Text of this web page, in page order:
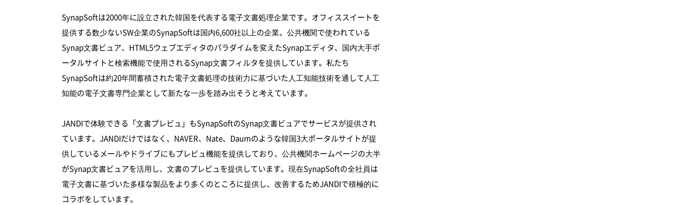
SynapSoftは2000年に設立された韓国を代表する電子文書処理企業です。オフィススイートを
提供する数少ないSW企業のSynapSoftは国内6,600社以上の企業、公共機関で使われている
Synap文書ビュア、HTML5ウェブエディタのパラダイムを変えたSynapエディタ、国内大手ポ
ータルサイトと検索機能で使用されるSynap文書フィルタを提供しています。私たち
SynapSoftは約20年間蓄積された電子文書処理の技術力に基づいた人工知能技術を通して人工
知能の電子文書専門企業として新たな一歩を踏み出そうと考えています。
JANDIで体験できる「文書プレビュ」もSynapSoftのSynap文書ビュアでサービスが提供され
ています。JANDIだけではなく、NAVER、Nate、Daumのような韓国3大ポータルサイトが提
供しているメールやドライブにもプレビュ機能を提供しており、公共機関ホームページの大半
がSynap文書ビュアを活用し、文書のプレビュを提供しています。現在SynapSoftの全社員は
電子文書に基づいた多様な製品をより多くのところに提供し、改善するためJANDIで積極的に
コラボをしています。